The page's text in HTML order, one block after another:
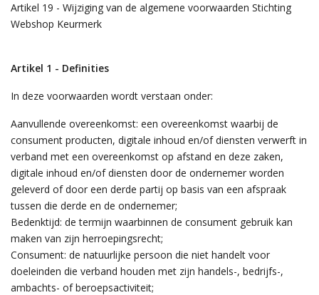
Artikel 19 - Wijziging van de algemene voorwaarden Stichting
Webshop Keurmerk
Artikel 1 - Definities
In deze voorwaarden wordt verstaan onder:
Aanvullende overeenkomst: een overeenkomst waarbij de
consument producten, digitale inhoud en/of diensten verwerft in
verband met een overeenkomst op afstand en deze zaken,
digitale inhoud en/of diensten door de ondernemer worden
geleverd of door een derde partij op basis van een afspraak
tussen die derde en de ondernemer;
Bedenktijd: de termijn waarbinnen de consument gebruik kan
maken van zijn herroepingsrecht;
Consument: de natuurlijke persoon die niet handelt voor
doeleinden die verband houden met zijn handels-, bedrijfs-,
ambachts- of beroepsactiviteit;